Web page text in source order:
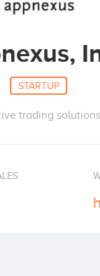
STARTUP
trading